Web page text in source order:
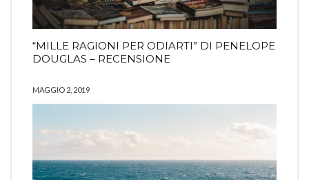
“MILLE RAGIONI PER ODIARTI” DI PENELOPE
DOUGLAS – RECENSIONE
MAGGIO 2, 2019